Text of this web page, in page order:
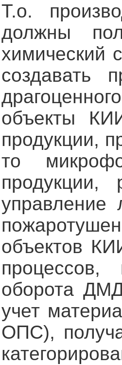
Т.о.
должны
химический
создавать
объекты
продукции,
то
продукции,
управление
объектов
оборота
учет
ОПС),